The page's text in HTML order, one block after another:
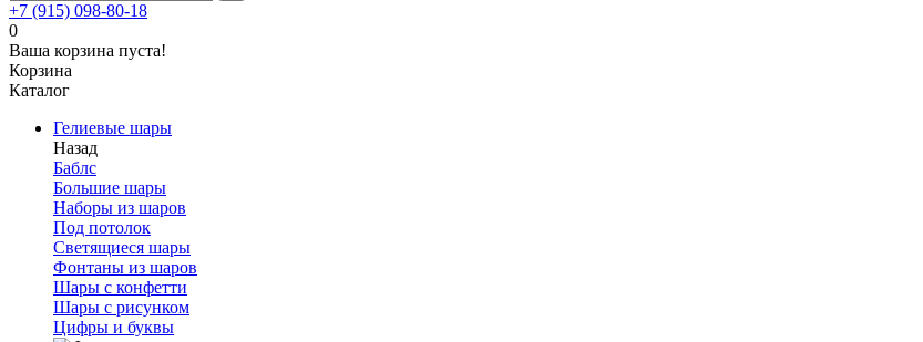
+7 (915) 098-80-18
0
Ваша корзина пуста!
Корзина
Каталог
Гелиевые шары
Назад
Баблс
Большие шары
Наборы из шаров
Под потолок
Светящиеся шары
Фонтаны из шаров
Шары с конфетти
Шары с рисунком
Цифры и буквы